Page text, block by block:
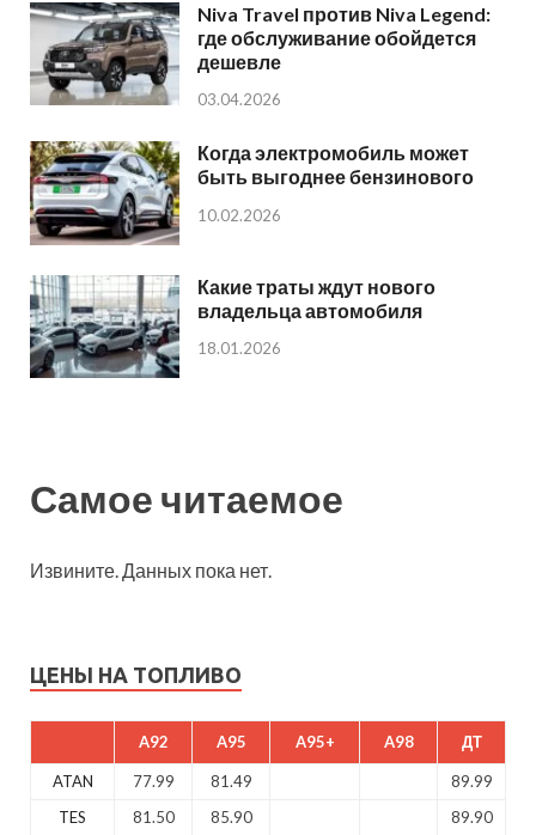
Niva Travel против Niva Legend:
где обслуживание обойдется
дешевле
03.04.2026
Когда электромобиль может
быть выгоднее бензинового
10.02.2026
Какие траты ждут нового
владельца автомобиля
18.01.2026
Самое читаемое
Извините. Данных пока нет.
ЦЕНЫ НА ТОПЛИВО
A92 A95 A95+ A98 ДТ
ATAN 77.99 81.49
89.99
TES
81.50 85.90
89.90